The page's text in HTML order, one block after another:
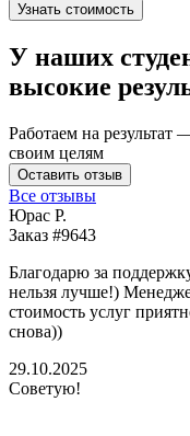
Узнать стоимость
У наших
высокие
Работаем на
своим целям
Оставить отзыв
Все отзывы
Юрас Р.
Заказ #9643
Благодарю за
нельзя лучше!)
стоимость услуг
снова))
29.10.2025
Советую!